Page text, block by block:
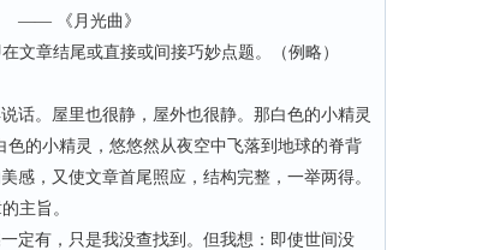
—— 《月光曲》
章结尾或直接或间接巧妙点题。（例略）
。屋里也很静，屋外也很静。那白色的小精灵
的小精灵，悠悠然从夜空中飞落到地球的脊背
，又使文章首尾照应，结构完整，一举两得。
主旨。
有，只是我没查找到。但我想：即使世间没